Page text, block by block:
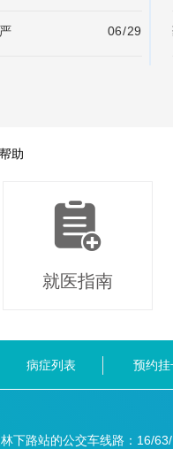
06/29
助
就医指南
病症列表 预约挂
下路站的公交车线路： 16/